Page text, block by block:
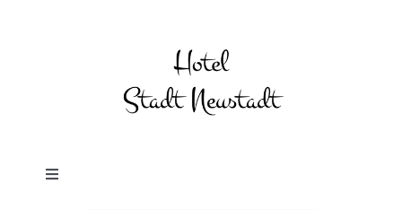
Toggle